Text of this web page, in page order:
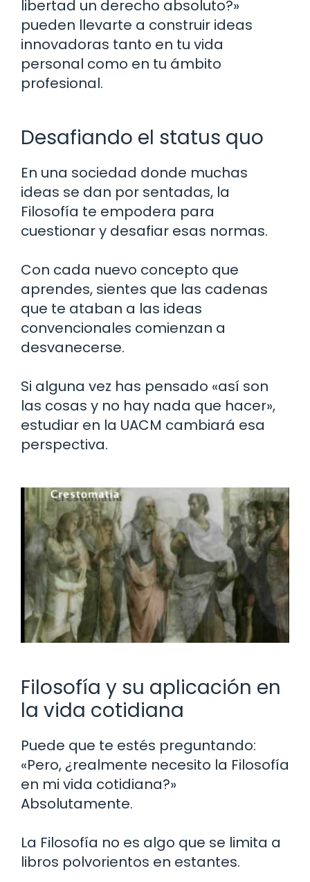
libertad un derecho absoluto?»
pueden llevarte a construir ideas
innovadoras tanto en tu vida
personal como en tu ámbito
profesional.
Desafiando el status quo
En una sociedad donde muchas
ideas se dan por sentadas, la
Filosofía te empodera para
cuestionar y desafiar esas normas.
Con cada nuevo concepto que
aprendes, sientes que las cadenas
que te ataban a las ideas
convencionales comienzan a
desvanecerse.
Si alguna vez has pensado «así son
las cosas y no hay nada que hacer»,
estudiar en la UACM cambiará esa
perspectiva.
Filosofía y su aplicación en
la vida cotidiana
Puede que te estés preguntando:
«Pero, ¿realmente necesito la Filosofía
en mi vida cotidiana?»
Absolutamente.
La Filosofía no es algo que se limita a
libros polvorientos en estantes.